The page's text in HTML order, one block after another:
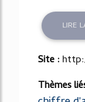
LIRE
Site :
Thèmes